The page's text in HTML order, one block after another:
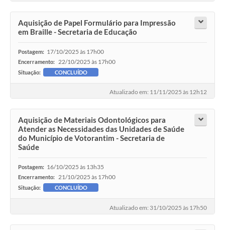
Aquisição de Papel Formulário para Impressão
em Braille - Secretaria de Educação
Postagem: 17/10/2025 às 17h00
Encerramento: 22/10/2025 às 17h00
Situação: CONCLUÍDO
Atualizado em: 11/11/2025 às 12h12
Aquisição de Materiais Odontológicos para
Atender as Necessidades das Unidades de Saúde
do Município de Votorantim - Secretaria de
Saúde
Postagem: 16/10/2025 às 13h35
Encerramento: 21/10/2025 às 17h00
Situação: CONCLUÍDO
Atualizado em: 31/10/2025 às 17h50